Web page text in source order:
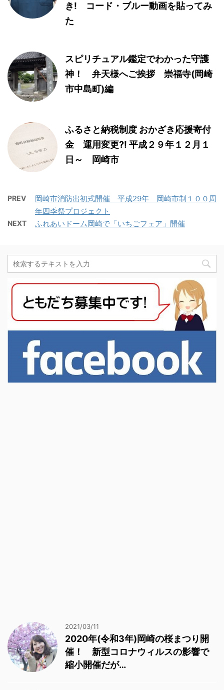
き! コード・ブルー動画を貼ってみ
た
スピリチュアル鑑定でわかった守護
神！ 弁天様へご挨拶 崇福寺(岡崎
市中島町)編
ふるさと納税制度 おかざき応援寄付
金 運用変更?! 平成２９年１２月１
日～ 岡崎市
PREV
岡崎市消防出初式開催 平成29年 岡崎市制１００周
年四季祭プロジェクト
NEXT ふれあいドーム岡崎で「いちごフェア」開催
2021/03/11
2020年(令和3年)岡崎の桜まつり開
催！ 新型コロナウィルスの影響で
縮小開催だが…